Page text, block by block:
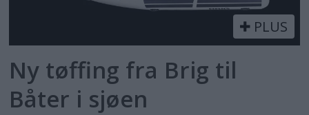
PLUS
Ny tøffing fra Brig til
Båter i sjøen